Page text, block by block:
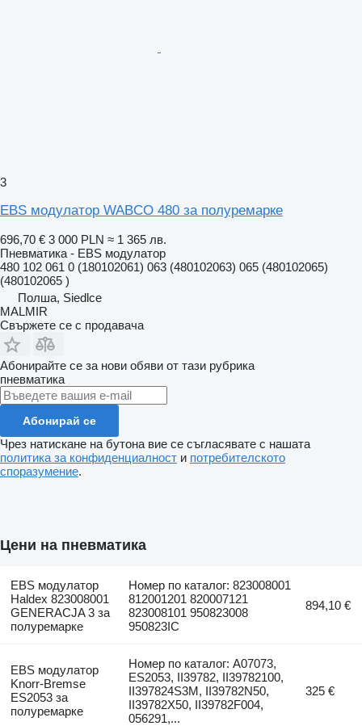
3
EBS модулатор WABCO 480 за полуремарке
696,70 € 3 000 PLN ≈ 1 365 лв.
Пневматика - EBS модулатор
480 102 061 0 (180102061) 063 (480102063) 065 (480102065)
(480102065 )
Полша, Siedlce
MALMIR
Свържете се с продавача
Абонирайте се за нови обяви от тази рубрика
пневматика
Абонирай се
Чрез натискане на бутона вие се съгласявате с нашата
политика за конфиденциалност и потребителското
споразумение.
Цени на пневматика
EBS модулатор
Haldex 823008001
GENERACJA 3 за
полуремарке
Номер по каталог: 823008001
812001201 820007121
823008101 950823008
950823IC
894,10 €
EBS модулатор
Knorr-Bremse
ES2053 за
полуремарке
Номер по каталог: A07073,
ES2053, II39782, II39782100,
II397824S3M, II39782N50,
II39782X50, II39782F004,
056291,...
325 €